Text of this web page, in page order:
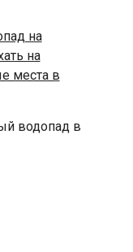
водопад в